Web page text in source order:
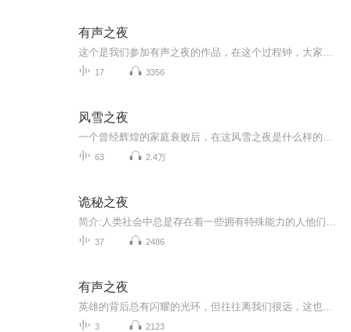
有声之夜
17 3356
风雪之夜
63 2.4万
诡秘之夜
37 2486
有声之夜
3 2123